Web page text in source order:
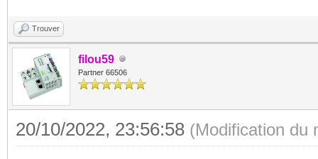
Trouver
filou59
Partner 66506
20/10/2022, 23:56:58 (Modification du